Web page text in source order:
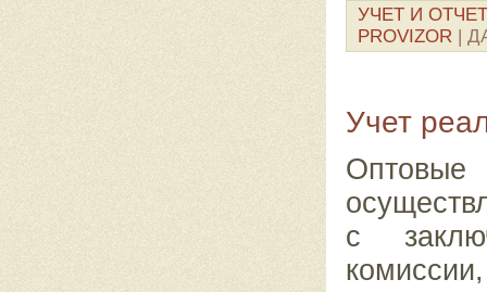
УЧЕТ И
PROVIZOR |
Учет
с